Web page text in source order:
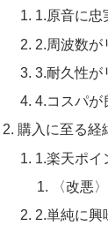
1.原音に忠
2.周波数が
3.耐久性が
4.コスパが
購入に至る経
1.楽天ポイ
〈改悪
2.単純に興